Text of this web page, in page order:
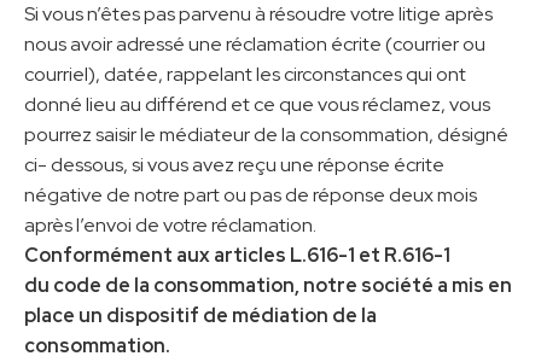
Si vous n’êtes pas parvenu à résoudre votre litige après
nous avoir adressé une réclamation écrite (courrier ou
courriel), datée, rappelant les circonstances qui ont
donné lieu au différend et ce que vous réclamez, vous
pourrez saisir le médiateur de la consommation, désigné
ci- dessous, si vous avez reçu une réponse écrite
négative de notre part ou pas de réponse deux mois
après l’envoi de votre réclamation.
Conformément aux articles L.616-1 et R.616-1
du code de la consommation, notre société a mis en
place un dispositif de médiation de la
consommation.